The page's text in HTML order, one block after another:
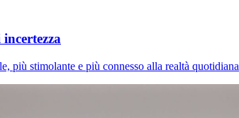
più stimolante e più connesso alla realtà quotidiana